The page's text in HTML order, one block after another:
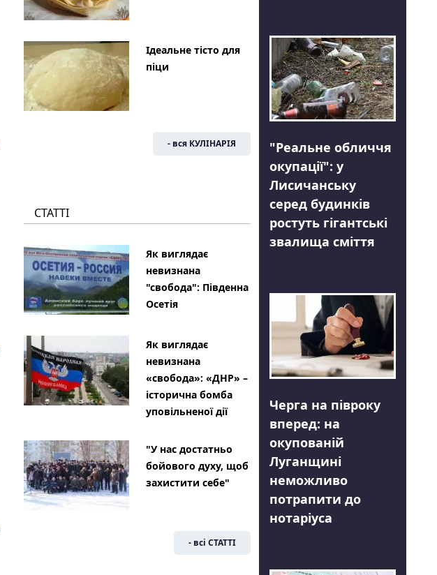
Ідеальне тісто для
піци
- вся КУЛІНАРІЯ
СТАТТІ
Як виглядає
невизнана
"свобода": Південна
Осетія
Як виглядає
невизнана
«свобода»: «ДНР» –
історична бомба
уповільненої дії
"У нас достатньо
бойового духу, щоб
захистити себе"
- всі СТАТТІ
"Реальне обличчя
окупації": у
Лисичанську
серед будинків
ростуть гігантські
звалища сміття
Черга на півроку
вперед: на
окупованій
Луганщині
неможливо
потрапити до
нотаріуса